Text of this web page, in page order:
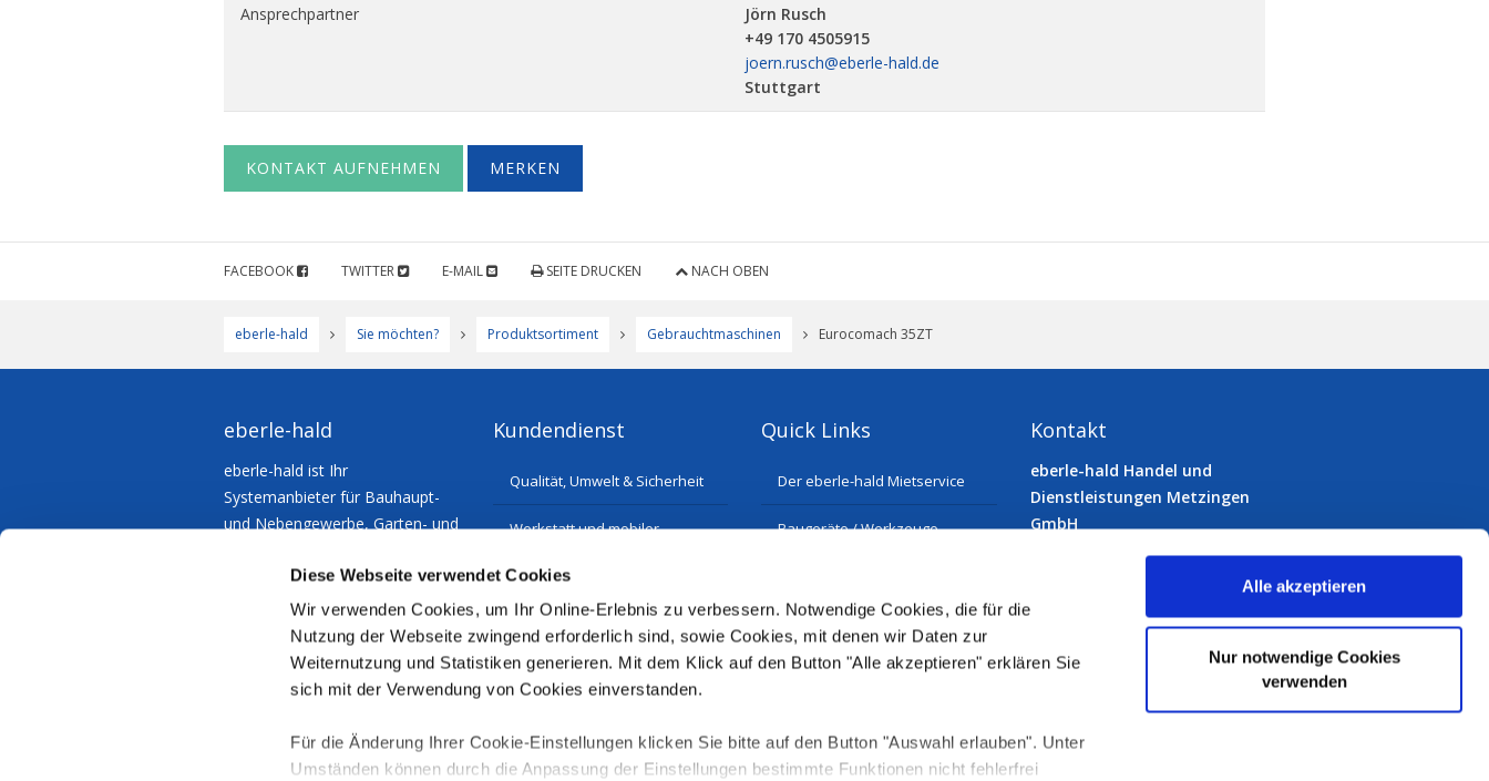
Diese Webseite verwendet Cookies
Wir verwenden Cookies, um Ihr Online-Erlebnis zu verbessern. Notwendige Cookies, die für die
Nutzung der Webseite zwingend erforderlich sind, sowie Cookies, mit denen wir Daten zur
Weiternutzung und Statistiken generieren. Mit dem Klick auf den Button "Alle akzeptieren" erklären Sie
sich mit der Verwendung von Cookies einverstanden.
Für die Änderung Ihrer Cookie-Einstellungen klicken Sie bitte auf den Button "Auswahl erlauben". Unter
Umständen können durch die Anpassung der Einstellungen bestimmte Funktionen nicht fehlerfrei
Alle akzeptieren
Nur notwendige Cookies
verwenden
Ansprechpartner
Jörn Rusch
+49 170 4505915
joern.rusch@eberle-hald.de
Stuttgart
KONTAKT AUFNEHMEN MERKEN
FACEBOOK TWITTER E-MAIL SEITE DRUCKEN NACH OBEN
eberle-hald Sie möchten? Produktsortiment Gebrauchtmaschinen Eurocomach 35ZT
eberle-hald
eberle-hald ist Ihr
Systemanbieter für Bauhaupt-
und Nebengewerbe, Garten- und
Kommunen und Industrie.
Kundendienst
Qualität, Umwelt & Sicherheit
Werkstatt und mobiler
Ersatzteilservice
Quick Links
Der eberle-hald Mietservice
Baugeräte / Werkzeuge
Kontakt
eberle-hald Handel und
Dienstleistungen Metzingen
GmbH
72555 Metzingen
Telefax: 07123 9231-50
E-Mail:
info@eberle-hald.de
Folgen Sie uns: